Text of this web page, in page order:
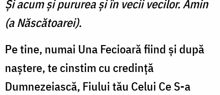
Şi acum şi pururea şi în vecii vecilor. Amin
(a Născătoarei).
Pe tine, numai Una Fecioară fiind şi după
naştere, te cinstim cu credinţă
Dumnezeiască, Fiului tău Celui Ce S-a